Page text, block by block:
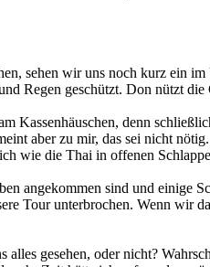
sehen wir uns noch kurz ein
Regen geschützt. Don nützt
Kassenhäuschen, denn
aber zu mir, das sei nicht
wie die Thai in offenen
angekommen sind und einige
Tour unterbrochen. Wenn wir
alles gesehen, oder nicht?